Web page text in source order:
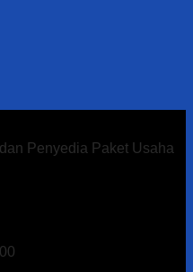
Penyedia Paket Usaha